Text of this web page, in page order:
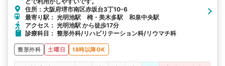
住所：大阪府堺市南区赤坂台3丁10-6
最寄り駅： 光明池駅 栂・美木多駅 和泉中央駅
アクセス： 光明池駅 から徒歩17分
診療科目： 整形外科/リハビリテーション科/リウマチ科
整形外科 土曜日 18時以降OK